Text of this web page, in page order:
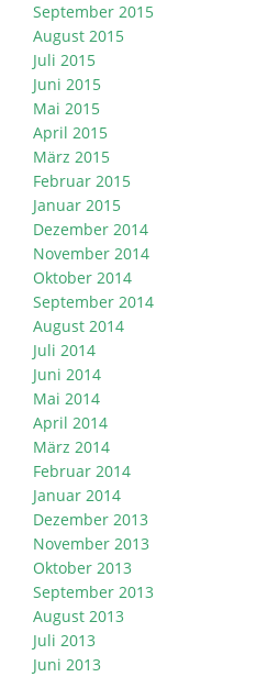
September 2015
August 2015
Juli 2015
Juni 2015
Mai 2015
April 2015
März 2015
Februar 2015
Januar 2015
Dezember 2014
November 2014
Oktober 2014
September 2014
August 2014
Juli 2014
Juni 2014
Mai 2014
April 2014
März 2014
Februar 2014
Januar 2014
Dezember 2013
November 2013
Oktober 2013
September 2013
August 2013
Juli 2013
Juni 2013